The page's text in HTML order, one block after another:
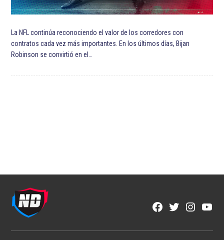
La NFL continúa reconociendo el valor de los corredores con
contratos cada vez más importantes. En los últimos días, Bijan
Robinson se convirtió en el…
Facebook
Twitter